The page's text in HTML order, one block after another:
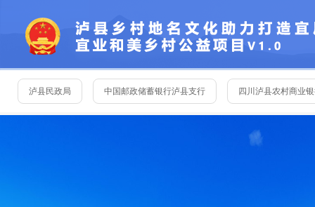
泸县民政局 中国邮政储蓄银行泸县支行 四川泸县农村商业
四川省泸州中茅酒业有限公司 泸州和鑫陶业有限公司 泸州